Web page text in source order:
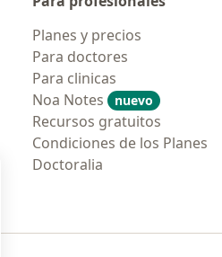
Planes y precios
Para doctores
Para clinicas
Noa Notes
nuevo
Recursos gratuitos
Condiciones de los Planes
Doctoralia